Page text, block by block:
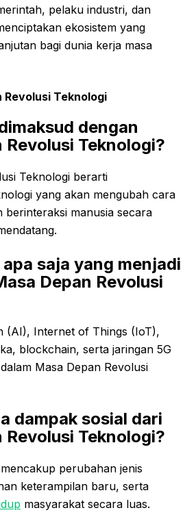
pelaku industri, dan
ekosistem yang
bagi dunia kerja masa
Revolusi Teknologi
dengan
Revolusi Teknologi?
Teknologi berarti
yang akan mengubah cara
berinteraksi manusia secara
saja yang menjadi
Depan Revolusi
(AI), Internet of Things (IoT),
blockchain, serta jaringan 5G
Masa Depan Revolusi
dampak sosial dari
Revolusi Teknologi?
perubahan jenis
keterampilan baru, serta
masyarakat secara luas.